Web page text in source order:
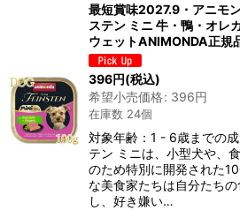
最短賞味2027.9・アニモ
ステン ミニ 牛・鴨・オ
ウェットANIMONDA正規
396円(税込)
希望小売価格: 396円
在庫数 24個
対象年齢：1 - 6歳までの
テン ミニは、小型犬や、
のため特別に開発された
な美食家たちは自分たち
し、好き嫌い…